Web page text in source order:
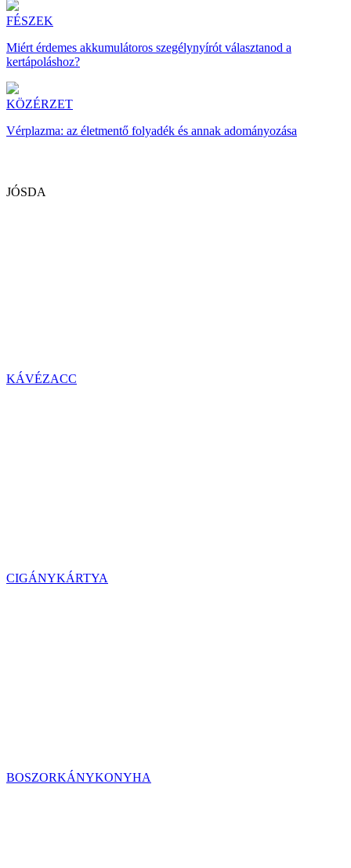
FÉSZEK
Miért érdemes akkumulátoros szegélynyírót választanod a
kertápoláshoz?
KÖZÉRZET
Vérplazma: az életmentő folyadék és annak adományozása
JÓSDA
KÁVÉZACC
CIGÁNYKÁRTYA
BOSZORKÁNYKONYHA